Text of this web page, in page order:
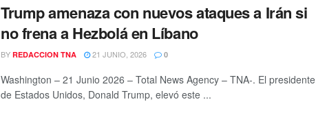
Trump amenaza con nuevos ataques a Irán si
no frena a Hezbolá en Líbano
BY REDACCION TNA 21 JUNIO, 2026 0
Washington – 21 Junio 2026 – Total News Agency – TNA-. El presidente
de Estados Unidos, Donald Trump, elevó este ...